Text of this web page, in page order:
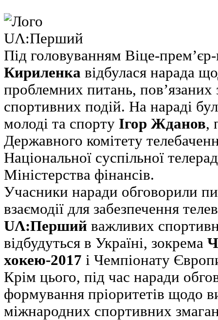
Під головуванням Віце-
Кириленка відбулася нарада
проблемних питань, пов’язаних
спортивних подій. На нараді
молоді та спорту Ігор Жданов,
Державного комітету
Національної суспільної
Міністерства фінансів.
Учасники наради обговорили
взаємодії для забезпечення
UΛ:Перший важливих
відбудуться в Україні, зокрема
хокею-2017 і Чемпіонату
Крім цього, під час наради
формування пріоритетів щодо
міжнародних спортивних